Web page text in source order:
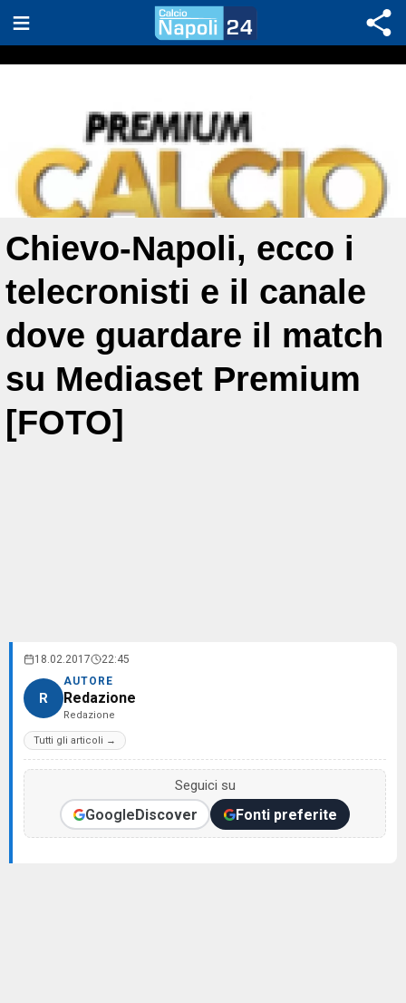
Chievo-Napoli, ecco i
telecronisti e il canale
dove guardare il match
su Mediaset Premium
[FOTO]
18.02.2017 22:45
R
AUTORE
Redazione
Redazione
Tutti gli articoli →
Seguici su
GoogleDiscover Fonti preferite